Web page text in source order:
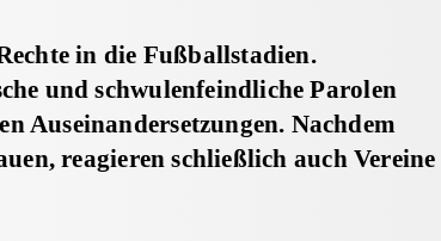
in die Fußballstadien.
und schwulenfeindliche Parolen
Auseinandersetzungen. Nachdem
reagieren schließlich auch Vereine